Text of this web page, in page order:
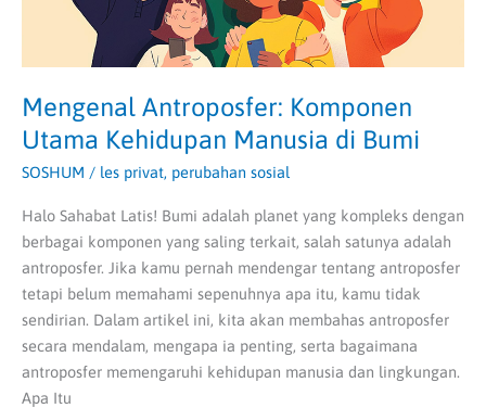
Mengenal Antroposfer: Komponen
Utama Kehidupan Manusia di Bumi
SOSHUM / les privat, perubahan sosial
Halo Sahabat Latis! Bumi adalah planet yang kompleks dengan
berbagai komponen yang saling terkait, salah satunya adalah
antroposfer. Jika kamu pernah mendengar tentang antroposfer
tetapi belum memahami sepenuhnya apa itu, kamu tidak
sendirian. Dalam artikel ini, kita akan membahas antroposfer
secara mendalam, mengapa ia penting, serta bagaimana
antroposfer memengaruhi kehidupan manusia dan lingkungan.
Apa Itu